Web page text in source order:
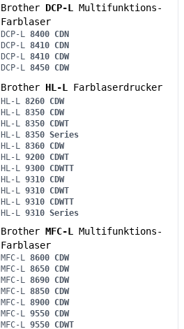
Brother DCP-L
Multifunktions-
Farblaser
DCP-L
8400 CDN
DCP-L
8410 CDN
DCP-L
8410 CDW
DCP-L
8450 CDW
Brother HL-L Farblaserdrucker
HL-L
8260 CDW
HL-L
8350 CDW
HL-L
8350 CDWT
HL-L
8350 Series
HL-L
8360 CDW
HL-L
9200 CDWT
HL-L
9300 CDWTT
HL-L
9310 CDW
HL-L
9310 CDWT
HL-L
9310 CDWTT
HL-L
9310 Series
Brother MFC-L
Multifunktions-
Farblaser
MFC-L
8600 CDW
MFC-L
8650 CDW
MFC-L
8690 CDW
MFC-L
8850 CDW
MFC-L
8900 CDW
MFC-L
9550 CDW
MFC-L
9550 CDWT